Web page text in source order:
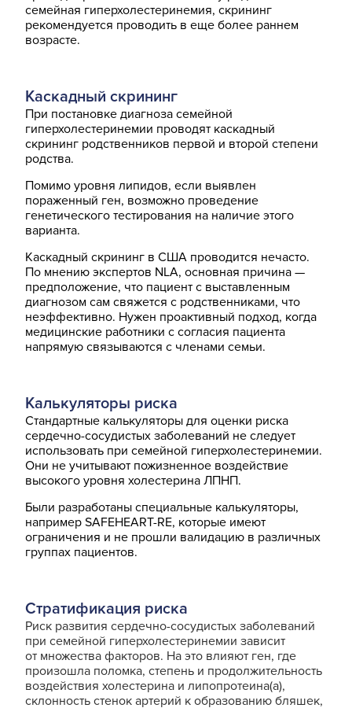
семейная гиперхолестеринемия, скрининг
рекомендуется проводить в еще более раннем
возрасте.
Каскадный скрининг
При постановке диагноза семейной
гиперхолестеринемии проводят каскадный
скрининг родственников первой и второй степени
родства.
Помимо уровня липидов, если выявлен
пораженный ген, возможно проведение
генетического тестирования на наличие этого
варианта.
Каскадный скрининг в США проводится нечасто.
По мнению экспертов NLA, основная причина —
предположение, что пациент с выставленным
диагнозом сам свяжется с родственниками, что
неэффективно. Нужен проактивный подход, когда
медицинские работники с согласия пациента
напрямую связываются с членами семьи.
Калькуляторы риска
Стандартные калькуляторы для оценки риска
сердечно-сосудистых заболеваний не следует
использовать при семейной гиперхолестеринемии.
Они не учитывают пожизненное воздействие
высокого уровня холестерина ЛПНП.
Были разработаны специальные калькуляторы,
например SAFEHEART-RE, которые имеют
ограничения и не прошли валидацию в различных
группах пациентов.
Стратификация риска
Риск развития сердечно-сосудистых заболеваний
при семейной гиперхолестеринемии зависит
от множества факторов. На это влияют ген, где
произошла поломка, степень и продолжительность
воздействия холестерина и липопротеина(а),
склонность стенок артерий к образованию бляшек,